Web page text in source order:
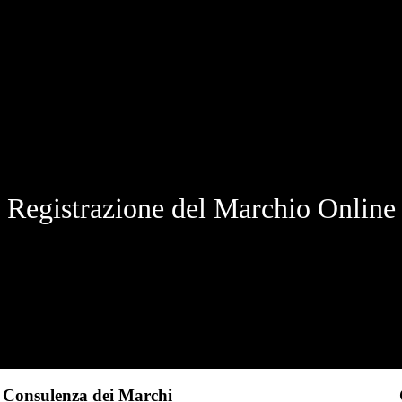
Registrazione del Marchio Online
Consulenza dei Marchi